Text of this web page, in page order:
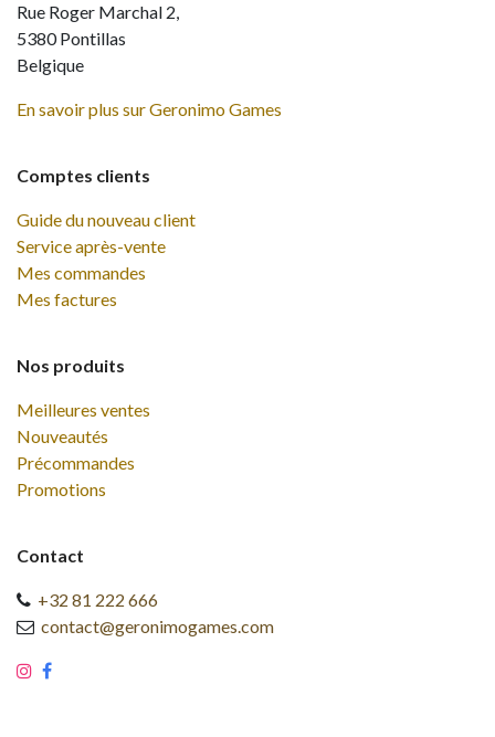
Comptes clients
Guide du nouveau client
Service après-vente
Mes commandes
Mes factures
Nos produits
Meilleures ventes
Nouveautés
Précommandes
Promotions
Contact
+32 81 222 666
contact@geronimogames.com
Rue Roger Marchal 2,
5380 Pontillas
Belgique
En savoir plus sur Geronimo Games